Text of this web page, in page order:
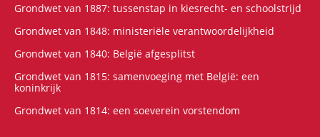
Grondwet van 1887: tussenstap in kiesrecht- en schoolstrijd
Grondwet van 1848: ministeriële verantwoordelijkheid
Grondwet van 1840: België afgesplitst
Grondwet van 1815: samenvoeging met België: een
koninkrijk
Grondwet van 1814: een soeverein vorstendom